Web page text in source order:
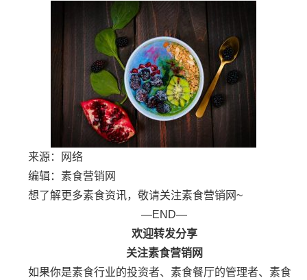
来源：网络
编辑：素食营销网
想了解更多素食资讯，敬请关注素食营销网~
—END—
欢迎转发分享
关注素食营销网
如果你是素食行业的投资者、素食餐厅的管理者、素食